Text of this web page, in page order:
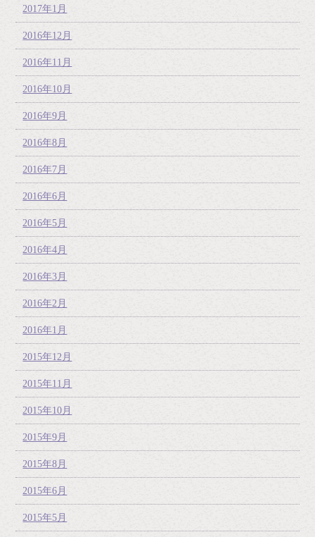
2017年1月
2016年12月
2016年11月
2016年10月
2016年9月
2016年8月
2016年7月
2016年6月
2016年5月
2016年4月
2016年3月
2016年2月
2016年1月
2015年12月
2015年11月
2015年10月
2015年9月
2015年8月
2015年6月
2015年5月